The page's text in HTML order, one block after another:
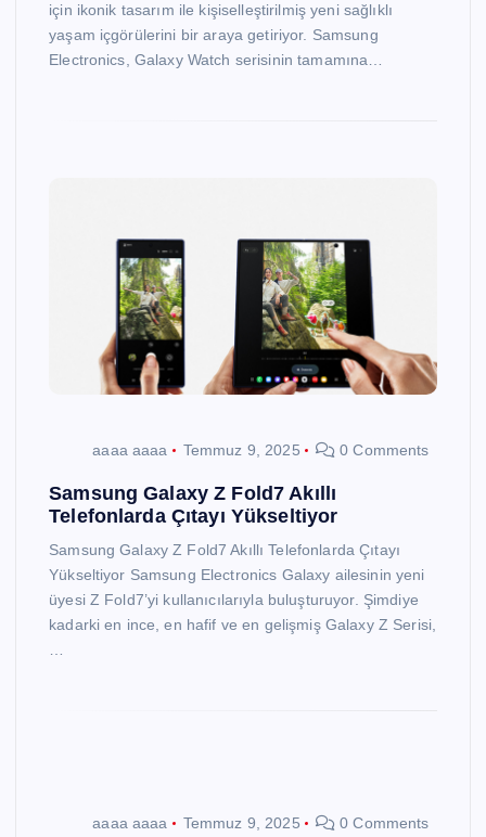
için ikonik tasarım ile kişiselleştirilmiş yeni sağlıklı
yaşam içgörülerini bir araya getiriyor. Samsung
Electronics, Galaxy Watch serisinin tamamına…
aaaa aaaa Temmuz 9, 2025 0 Comments
Samsung Galaxy Z Fold7 Akıllı
Telefonlarda Çıtayı Yükseltiyor
Samsung Galaxy Z Fold7 Akıllı Telefonlarda Çıtayı
Yükseltiyor Samsung Electronics Galaxy ailesinin yeni
üyesi Z Fold7’yi kullanıcılarıyla buluşturuyor. Şimdiye
kadarki en ince, en hafif ve en gelişmiş Galaxy Z Serisi,
aaaa aaaa Temmuz 9, 2025 0 Comments